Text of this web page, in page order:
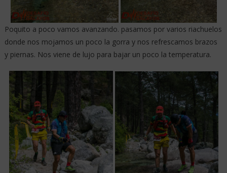
Poquito a poco vamos avanzando. pasamos por varios riachuelos
donde nos mojamos un poco la gorra y nos refrescamos brazos
y piernas. Nos viene de lujo para bajar un poco la temperatura.